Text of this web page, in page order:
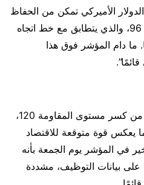
الأميركي تمكن من الحفاظ
على ارتداد إيجابي من مستوى 96، والذي يتطابق مع خط اتجاه
على مدى 17 عامًا. ما دام المؤشر فوق هذا
وفي حال تمكن مؤشر الدولار من كسر مستوى المقاومة 120،
يعكس قوة متوقعة للاقتصاد
في المؤشر يوم الجمعة بأنه
بيانات التوظيف، مشددة